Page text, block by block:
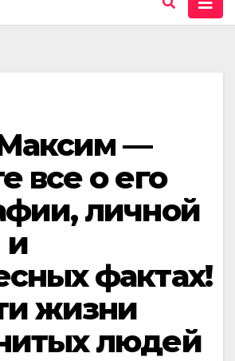
—
все о его
личной
и
фактах!
жизни
людей